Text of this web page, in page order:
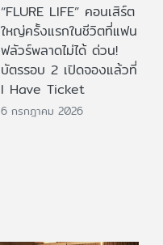
“FLURE LIFE” คอนเสิร์ต
ใหญ่ครั้งแรกในชีวิตที่แฟน
ฟลัวร์พลาดไม่ได้ ด่วน!
บัตรรอบ 2 เปิดจองแล้วที่
I Have Ticket
6 กรกฎาคม 2026